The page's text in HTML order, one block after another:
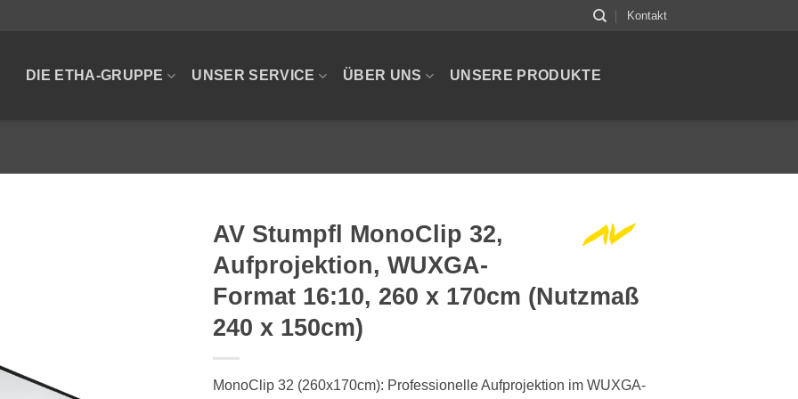
Kontakt
DIE ETHA-GRUPPE UNSER SERVICE ÜBER UNS UNSERE PRODUKTE
AV Stumpfl MonoClip 32,
Aufprojektion, WUXGA-
Format 16:10, 260 x 170cm (Nutzmaß
240 x 150cm)
MonoClip 32 (260x170cm): Professionelle Aufprojektion im WUXGA-